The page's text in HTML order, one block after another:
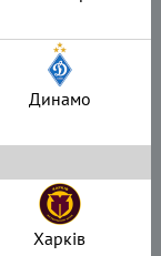
Динамо
Харків